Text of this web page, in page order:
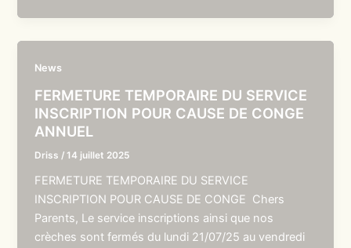
News
FERMETURE TEMPORAIRE DU SERVICE
INSCRIPTION POUR CAUSE DE CONGE
ANNUEL
Driss /14 juillet 2025
FERMETURE TEMPORAIRE DU SERVICE
INSCRIPTION POUR CAUSE DE CONGE Chers
Parents, Le service inscriptions ainsi que nos
crèches sont fermés du lundi 21/07/25 au vendredi